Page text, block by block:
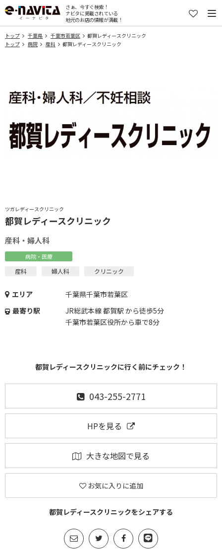
さぁ、今すぐ検索！
ナビタに掲載されている
地元のお店の情報が満載！
トップ 千葉県 千葉市若葉区
都賀レディースクリニック
トップ
病院 産科 都賀レディースクリニック
ツガレディースクリニック
都賀レディースクリニック
産科・婦人科
病院・医療
産科 婦人科 クリニック
エリア
千葉県千葉市若葉区
最寄り駅
JR総武本線 都賀駅 から徒歩5分
千葉市若葉区役所から車で8分
都賀レディースクリニックに行く前にチェック！
043-255-2771
HPを見る
大きな地図で見る
お気に入りに追加
都賀レディースクリニックをシェアする